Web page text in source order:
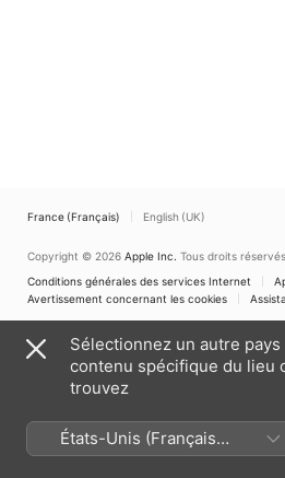
France (Français) English (UK)
Copyright © 2026 Apple Inc. Tous droits réservés.
Conditions générales des services Internet
Avertissement concernant les cookies
Sélectionnez un autre
contenu spécifique du lieu
trouvez
États-Unis (Français
France)